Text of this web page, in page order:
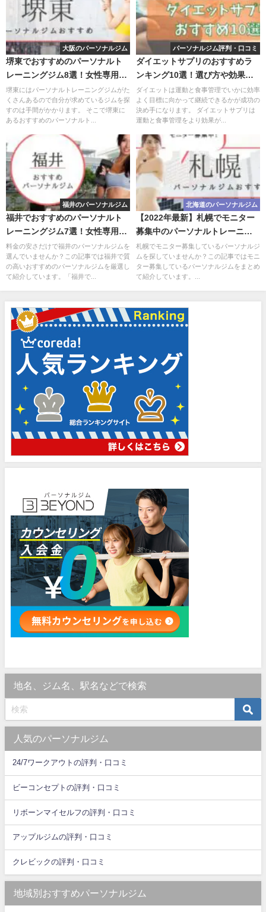
大阪のパーソナルジム
堺東でおすすめのパーソナルト
レーニングジム8選！女性専用や
安いジムをピックアップ
堺東にはパーソナルトレーニングジムがた
くさんあるので自分が求めているジムを探
すのは手間がかかります。 そこで堺東に
あるおすすめのパーソナルト...
パーソナルジム評判・口コミ
ダイエットサプリのおすすめラ
ンキング10選！選び方や効果を
ご紹介！
ダイエットは運動と食事管理でいかに効率
よく目標に向かって継続できるかが成功の
決め手になります。 ダイエットサプリは
運動と食事管理をより効果が...
福井のパーソナルジム
福井でおすすめのパーソナルト
レーニングジム7選！女性専用や
安いジムをピックアップ
料金の安さだけで福井のパーソナルジムを
選んでいませんか？この記事では福井で質
の高いおすすめのパーソナルジムを厳選し
て紹介しています。「福井で...
北海道のパーソナルジム
【2022年最新】札幌でモニター
募集中のパーソナルトレーニン
グジムをまとめて紹介
札幌でモニター募集しているパーソナルジ
ムを探していませんか？この記事ではモニ
ター募集しているパーソナルジムをまとめ
て紹介しています。...
地名、ジム名、駅名などで検索
人気のパーソナルジム
24/7ワークアウトの評判・口コミ
ビーコンセプトの評判・口コミ
リボーンマイセルフの評判・口コミ
アップルジムの評判・口コミ
クレビックの評判・口コミ
地域別おすすめパーソナルジム